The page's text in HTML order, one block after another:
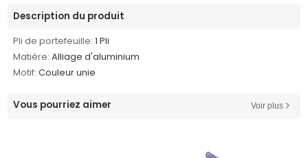
Description du produit
Pli de portefeuille: 1 Pli
Matière: Alliage d'aluminium
Motif: Couleur unie
Vous pourriez aimer Voir plus